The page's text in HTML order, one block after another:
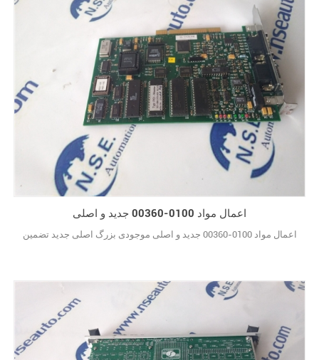
اعمال مواد 0100-00360 جدید و اصلی
اعمال مواد 0100-00360 جدید و اصلی موجودی بزرگ اصلی جدید تضمین